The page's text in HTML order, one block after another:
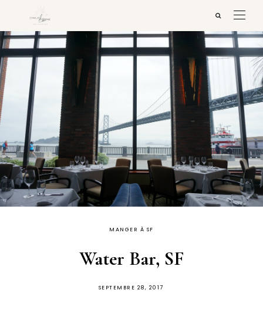
MANGER À SF
Water Bar, SF
PUBLIÉ
SEPTEMBRE 28, 2017